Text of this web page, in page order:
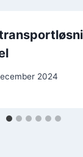
2024